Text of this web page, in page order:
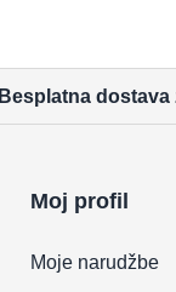
Besplatna dostava
Moj profil
Moje narudžbe